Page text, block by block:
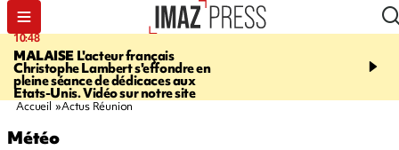
10:48
MALAISE L'acteur français
Christophe Lambert s'effondre en
pleine séance de dédicaces aux
Etats-Unis. Vidéo sur notre site
13:48
l'Ouest pour le début
Accueil Actus Réunion
Météo